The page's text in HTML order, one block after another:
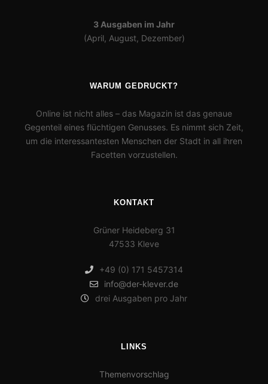
3 Ausgaben im Jahr
(April, August, Dezember)
WARUM GEDRUCKT?
Online ist nicht alles – das Magazin ist das genaue
Gegenteil eines flüchtigen Genusses. Es nimmt sich Zeit,
um die interessantesten Menschen der Stadt in all ihren
Facetten vorzustellen.
KONTAKT
Grüner Heideberg 31
47533 Kleve
+49 (0) 171 5457314
info@der-klever.de
drei Ausgaben pro Jahr
LINKS
Themenvorschlag